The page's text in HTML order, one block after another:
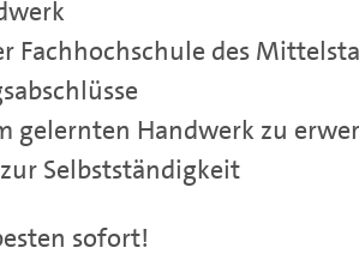
Fachhochschule des
Handwerk zu
Selbstständigkeit
sofort!